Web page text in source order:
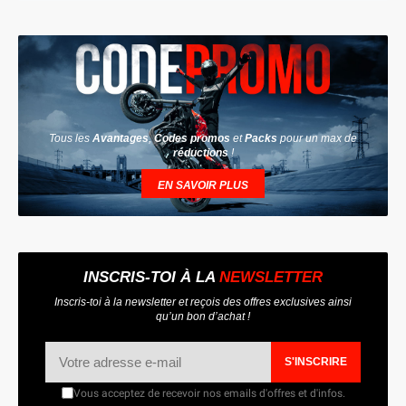
Tous les Avantages,Codes promos etPacks pour un max de
réductions !
EN SAVOIR PLUS
INSCRIS-TOI À LA NEWSLETTER
Inscris-toi à la newsletter et reçois des offres exclusives ainsi
qu’un bon d’achat !
S'INSCRIRE
Vous acceptez de recevoir nos emails d'offres et d'infos.